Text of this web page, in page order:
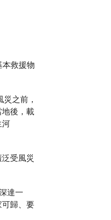
救援物
之前，
後，載
受風災
達一
歸、要